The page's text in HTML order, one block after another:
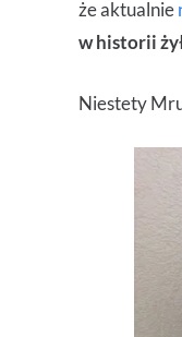
że aktualnie
w historii
Niestety